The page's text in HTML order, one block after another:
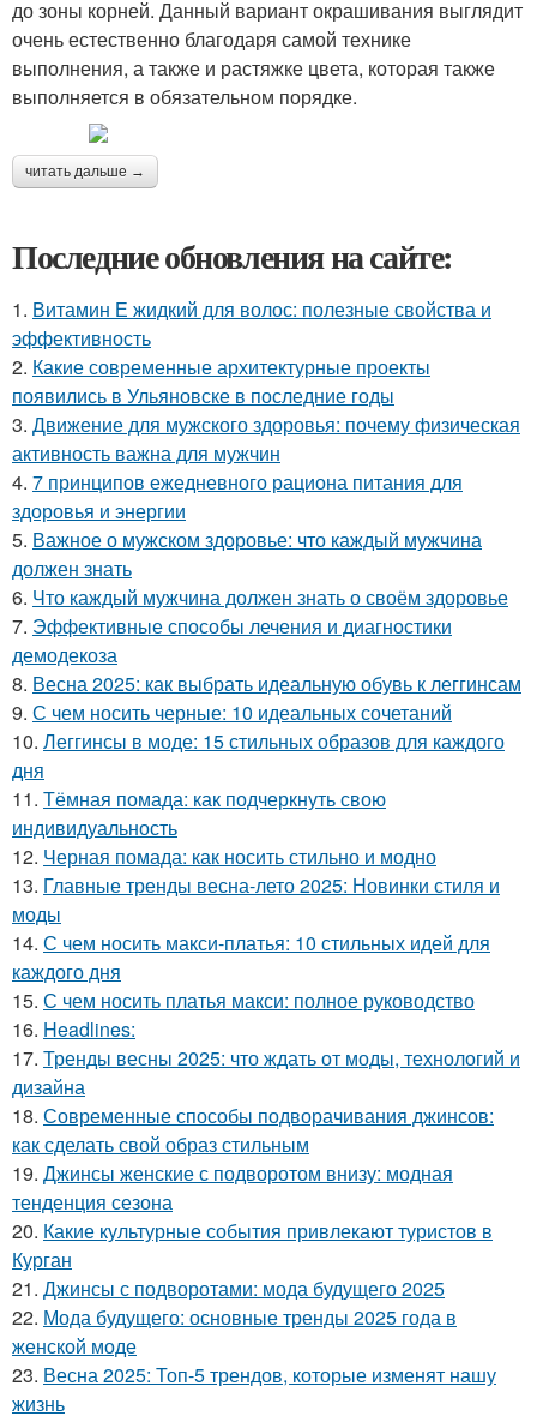
до зоны корней. Данный вариант окрашивания выглядит
очень естественно благодаря самой технике
выполнения, а также и растяжке цвета, которая также
выполняется в обязательном порядке.
читать дальше →
Последние обновления на сайте:
1. Витамин Е жидкий для волос: полезные свойства и
эффективность
2. Какие современные архитектурные проекты
появились в Ульяновске в последние годы
3. Движение для мужского здоровья: почему физическая
активность важна для мужчин
4. 7 принципов ежедневного рациона питания для
здоровья и энергии
5. Важное о мужском здоровье: что каждый мужчина
должен знать
6. Что каждый мужчина должен знать о своём здоровье
7. Эффективные способы лечения и диагностики
демодекоза
8. Весна 2025: как выбрать идеальную обувь к леггинсам
9. С чем носить черные: 10 идеальных сочетаний
10. Леггинсы в моде: 15 стильных образов для каждого
дня
11. Тёмная помада: как подчеркнуть свою
индивидуальность
12. Черная помада: как носить стильно и модно
13. Главные тренды весна-лето 2025: Новинки стиля и
моды
14. С чем носить макси-платья: 10 стильных идей для
каждого дня
15. С чем носить платья макси: полное руководство
16. Headlines:
17. Тренды весны 2025: что ждать от моды, технологий и
дизайна
18. Современные способы подворачивания джинсов:
как сделать свой образ стильным
19. Джинсы женские с подворотом внизу: модная
тенденция сезона
20. Какие культурные события привлекают туристов в
Курган
21. Джинсы с подворотами: мода будущего 2025
22. Мода будущего: основные тренды 2025 года в
женской моде
23. Весна 2025: Топ-5 трендов, которые изменят нашу
жизнь